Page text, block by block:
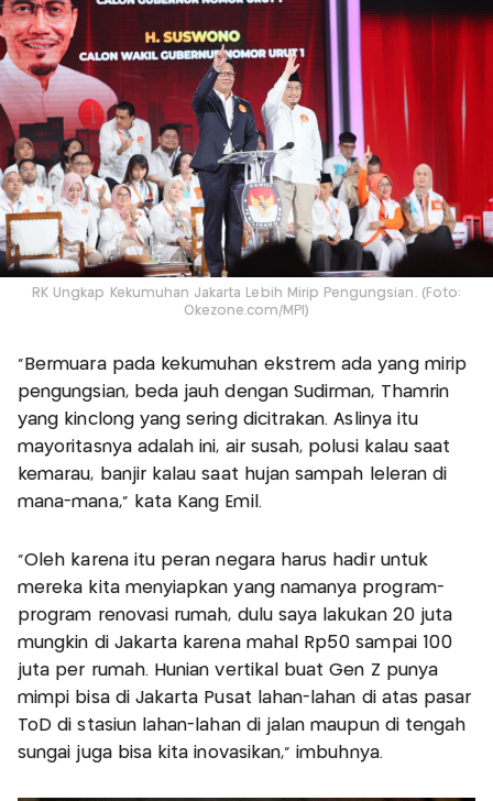
RK Ungkap Kekumuhan Jakarta Lebih Mirip Pengungsian. (Foto:
Okezone.com/MPI)
"Bermuara pada kekumuhan ekstrem ada yang mirip
pengungsian, beda jauh dengan Sudirman, Thamrin
yang kinclong yang sering dicitrakan. Aslinya itu
mayoritasnya adalah ini, air susah, polusi kalau saat
kemarau, banjir kalau saat hujan sampah leleran di
mana-mana," kata Kang Emil.
"Oleh karena itu peran negara harus hadir untuk
mereka kita menyiapkan yang namanya program-
program renovasi rumah, dulu saya lakukan 20 juta
mungkin di Jakarta karena mahal Rp50 sampai 100
juta per rumah. Hunian vertikal buat Gen Z punya
mimpi bisa di Jakarta Pusat lahan-lahan di atas pasar
ToD di stasiun lahan-lahan di jalan maupun di tengah
sungai juga bisa kita inovasikan," imbuhnya.